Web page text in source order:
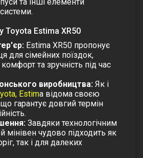
та інші елементи
Toyota Estima XR50
Estima XR50 пропонує
для сімейних поїздок,
та зручність під час
виробництва: Як і
Estima відома своєю
гарантує довгий термін
Завдяки технологічним
мінівен чудово підходить як
так і для далеких